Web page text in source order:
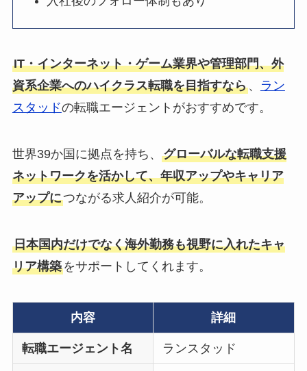
IT・インターネット・ゲーム業界や管理部門、外
資系企業へのハイクラス転職を目指すなら、
ラン
スタッドの転職エージェントがおすすめです。
世界39か国に拠点を持ち、 グローバルな転職支援
ネットワークを活かして、年収アップやキャリア
アップにつながる求人紹介が可能。
日本国内だけでなく海外勤務も視野に入れたキャ
リア構築をサポートしてくれます。
内容 詳細
転職エージェント名 ランスタッド